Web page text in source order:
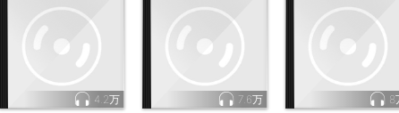
4.2万 7.6万 8